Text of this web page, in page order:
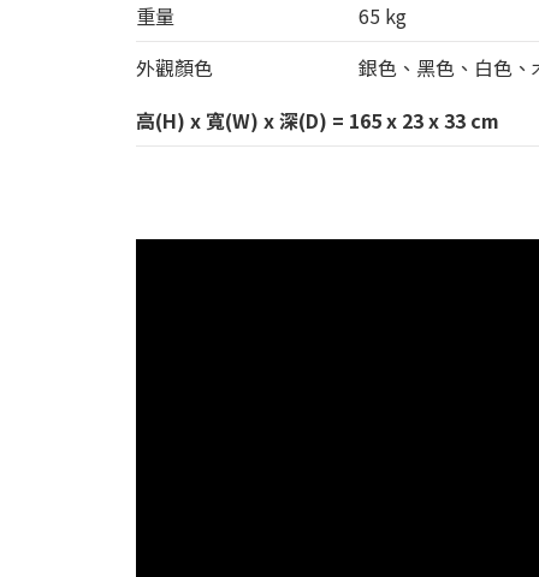
重量
65 kg
外觀顏色
銀色、黑色、白色、
高(H) x 寬(W) x 深(D) = 165 x 23 x 33 cm